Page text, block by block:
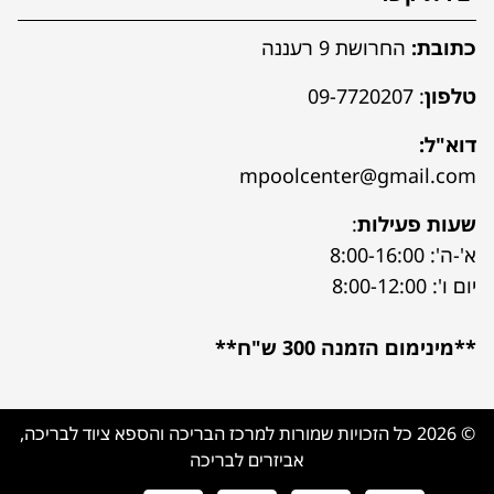
כתובת: החרושת 9 רעננה
טלפון:
09-7720207
דוא"ל:
mpoolcenter@gmail.com
שעות פעילות:
א'-ה': 8:00-16:00
יום ו': 8:00-12:00
**מינימום הזמנה 300 ש"ח**
© 2026 כל הזכויות שמורות למרכז הבריכה והספא ציוד לבריכה,
אביזרים לבריכה